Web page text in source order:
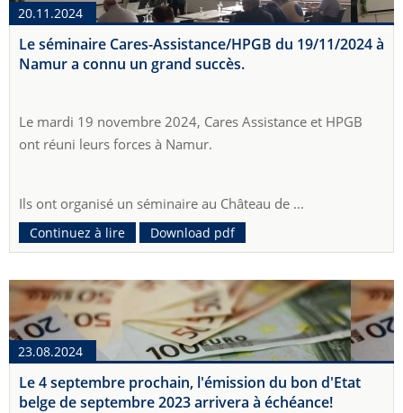
20.11.2024
Le séminaire Cares-Assistance/HPGB du 19/11/2024 à
Namur a connu un grand succès.
Le mardi 19 novembre 2024, Cares Assistance et HPGB
ont réuni leurs forces à Namur.
Ils ont organisé un séminaire au Château de ...
Continuez à lire Download pdf
23.08.2024
Le 4 septembre prochain, l'émission du bon d'Etat
belge de septembre 2023 arrivera à échéance!